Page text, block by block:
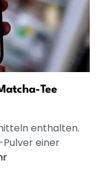
Tee
enthalten.
einer